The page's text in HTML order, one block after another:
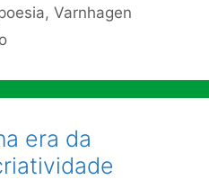
, Varnhagen
era da